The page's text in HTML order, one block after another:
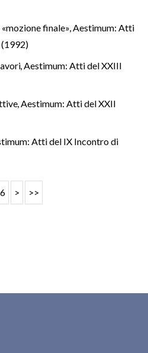
finale»,Aestimum: Atti
,Aestimum: Atti del XXIII
,Aestimum: Atti del XXII
Atti del IX Incontro di
6 > >>